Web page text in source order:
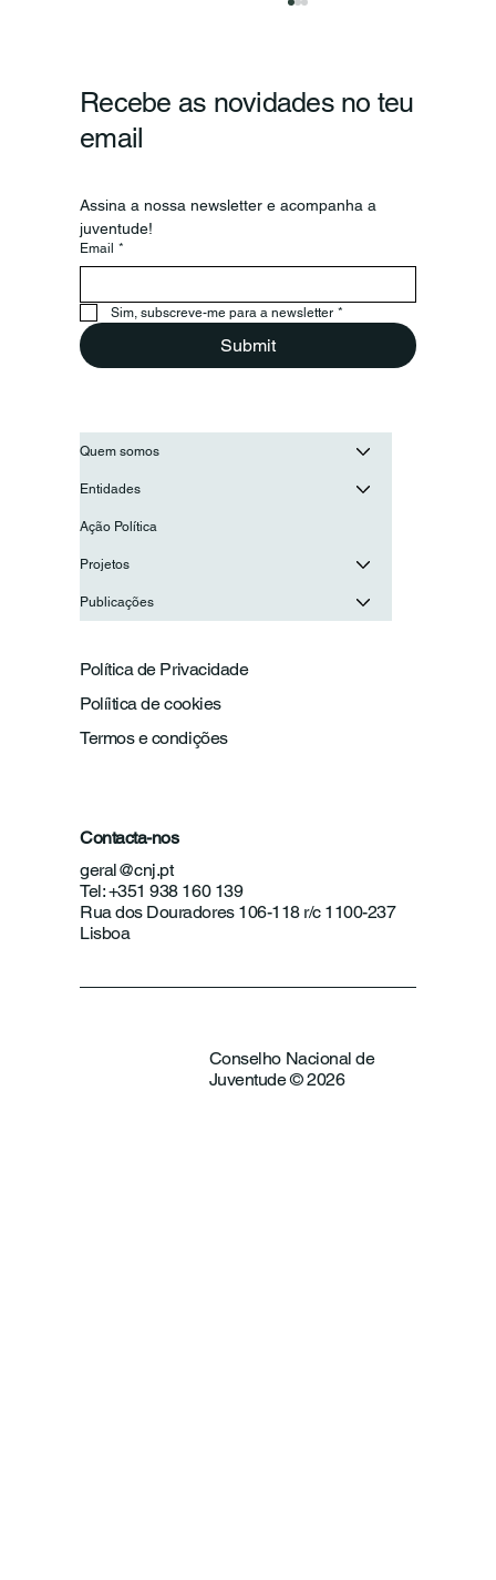
Secretário-Geral da OIJ visita o
para reforçar a cooperação entre as
juventudes ibero-americanas
Recebe as novidades no teu
email
Assina a nossa newsletter e acompanha a
juventude!
Email *
Sim, subscreve-me para a newsletter *
Submit
Quem somos
Entidades
Ação Política
Projetos
Publicações
Política de Privacidade
Termos e condições
Políitica de cookies
Contacta-nos
geral@cnj.pt
Tel: +351 938 160 139
Rua dos Douradores 106-118 r/c 1100-237
Lisboa
Conselho Nacional de
Juventude © 2026